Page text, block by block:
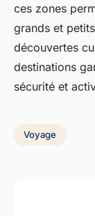
ces zones
grands et
découvertes
destinations
sécurité et
Voyage